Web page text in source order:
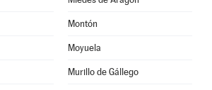
Montón
Moyuela
Murillo de Gállego